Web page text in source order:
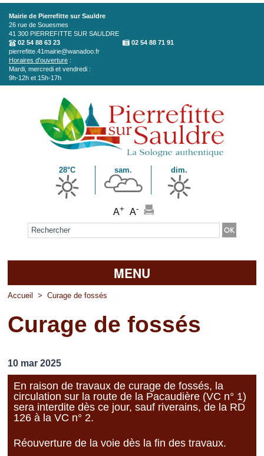
Aller au contenu principal
Mairie de Pierrefitte sur Sauldre
26 rue de Souesmes
41 300 PIERREFITTE SUR SAULDRE
02 54 88 63 23
02 54 88 71 91
pierrefitte.41mairie@wanadoo.fr
Horaires d'ouverture :
Mardi, mercredi et vendredi :
9h-12h et 15h-17h
28°C sam. dim.
A+ A-
Formulaire de recherche
MENU
Accueil
La mairie
Vie pratique
Vos professionnels
Accueil > Curage de fossés
Curage de fossés
10 mar 2025
En raison de travaux de curage de fossés, la
circulation sur la route de la Pacaudière (VC n° 1)
sera interdite dès ce jour, sauf riverains, de la RD
126 à la VC n° 2.
Réouverture de la voie dès la fin des travaux.